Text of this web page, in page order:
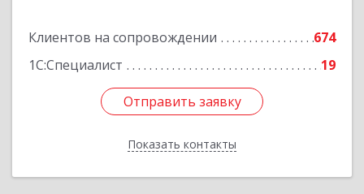
Клиентов на сопровождении
674
1С:Специалист
19
Отправить заявку
Показать контакты
Отправить заявку
Назад